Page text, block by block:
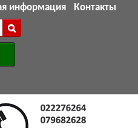
информация Контакты